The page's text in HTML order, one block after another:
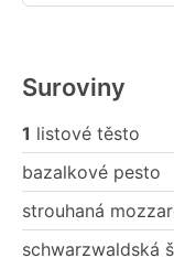
Suroviny
1 listové těsto
bazalkové pesto
strouhaná
schwarzwaldská